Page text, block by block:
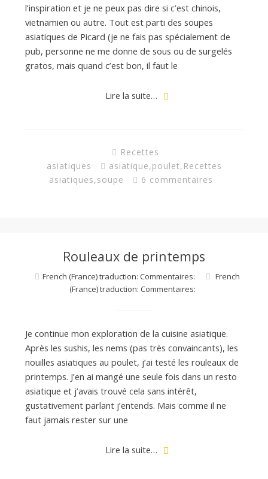
l’inspiration et je ne peux pas dire si c’est chinois,
vietnamien ou autre. Tout est parti des soupes
asiatiques de Picard (je ne fais pas spécialement de
pub, personne ne me donne de sous ou de surgelés
gratos, mais quand c’est bon, il faut le
Lire la suite…
Recettes
asiatiques
asiatique,poulet, Recettes
asiatiques,soupe 6 commentaires
Rouleaux de printemps
French (France) traduction: Commentaires:
French
(France) traduction: Commentaires:
Je continue mon exploration de la cuisine asiatique.
Après les sushis, les nems (pas très convaincants), les
nouilles asiatiques au poulet, j’ai testé les rouleaux de
printemps. J’en ai mangé une seule fois dans un resto
asiatique et j’avais trouvé cela sans intérêt,
gustativement parlant j’entends. Mais comme il ne
faut jamais rester sur une
Lire la suite…